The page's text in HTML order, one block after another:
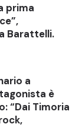
prima
Barattelli.
a
è
“Dai Timoria